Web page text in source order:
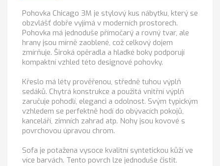
Pohovka Chicago 3M je stylový kus nábytku, který se
obzvlášť dobře vyjímá v moderních prostorech.
Pohovka má jednoduše přímočarý a rovný tvar, ale
hrany jsou mírně zaoblené, což celkový dojem
zmírňuje. Široká opěradla a hladké boky podporují
kompaktní vzhled této designové pohovky.
Křeslo má léty prověřenou, středně tuhou výplň
sedáků. Chytrá konstrukce a použitá vnitřní výplň
zaručuje pohodlí, eleganci a odolnost. Svým typickým
vzhledem se perfektně hodí do obývacích pokojů,
kanceláří, zimních zahrad atp. Nohy jsou kovové s
povrchovou úpravou chrom.
Sofa je potažena vysoce kvalitní syntetickou kůží ve
více barvách. Tento povrch lze jednoduše čistit.